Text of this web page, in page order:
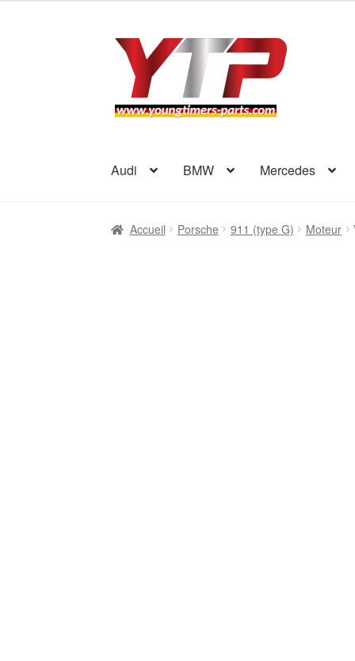
Aller
navigation
Aller
contenu
Audi BMW Mercedes
Accueil Porsche 911 (type G) Moteur